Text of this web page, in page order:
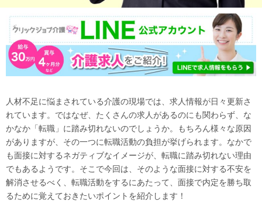
人材不足に悩まされている介護の現場では、求人情報が日々更新さ
れています。ではなぜ、たくさんの求人があるのにも関わらず、な
かなか「転職」に踏み切れないのでしょうか。もちろん様々な原因
がありますが、その一つに転職活動の負担が挙げられます。なかで
も面接に対するネガティブなイメージが、転職に踏み切れない理由
でもあるようです。そこで今回は、そのような面接に対する不安を
解消させるべく、転職活動をするにあたって、面接で内定を勝ち取
るために覚えておきたいポイントを紹介します！